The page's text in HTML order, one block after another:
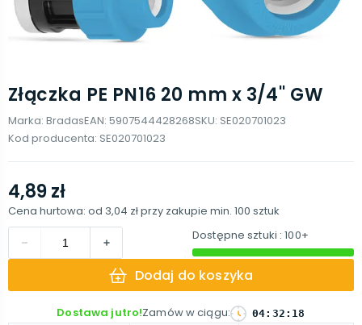
Złączka PE PN16 20 mm x 3/4'' GW
Marka: BradasEAN: 5907544428268SKU: SE020701023
Kod producenta: SE020701023
4,89 zł
Cena hurtowa: od 3,04 złprzy zakupie min. 100 sztuk
Dostępne sztuki : 100+
Dodaj do koszyka
Dostawa jutro!Zamów w ciągu: 04: 32 : 17